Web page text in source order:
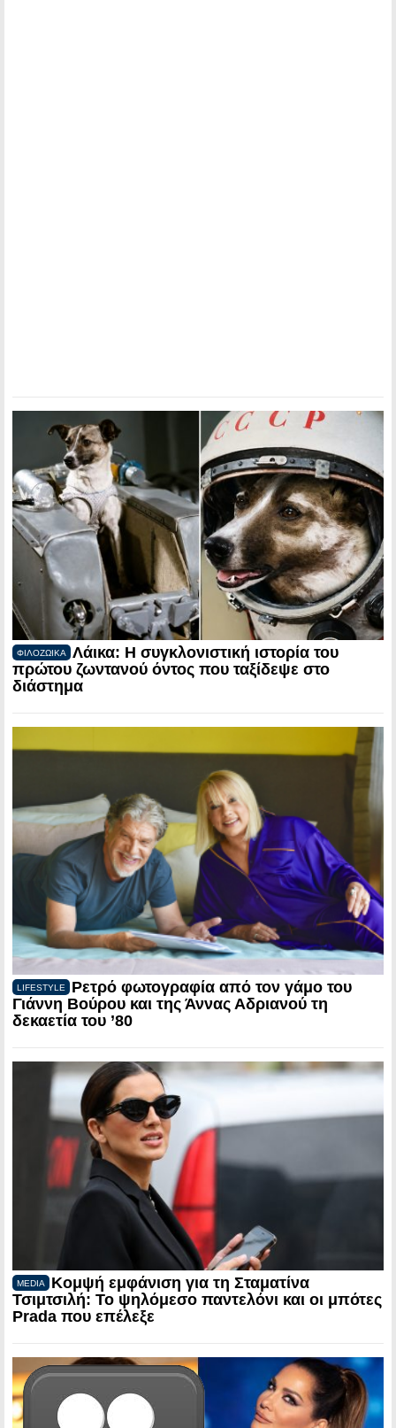
ΦΙΛΟΖΩΙΚΑ
Λάικα: Η συγκλονιστική ιστορία του
πρώτου ζωντανού όντος που ταξίδεψε στο
διάστημα
LIFESTYLE
Ρετρό φωτογραφία από τον γάμο του
Γιάννη Βούρου και της Άννας Αδριανού τη
δεκαετία του ’80
MEDIA
Κομψή εμφάνιση για τη Σταματίνα
Τσιμτσιλή: Το ψηλόμεσο παντελόνι και οι μπότες
Prada που επέλεξε